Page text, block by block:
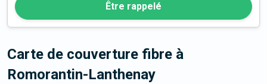
Être rappelé
Carte de couverture fibre à
Romorantin-Lanthenay